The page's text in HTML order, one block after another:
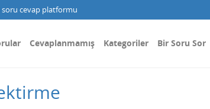
cevap platformu
Cevaplanmamış Kategoriler Bir Soru Sor